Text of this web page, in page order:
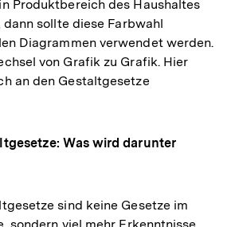
Produktbereich des Haushaltes
sollte diese Farbwahl
Diagrammen verwendet werden.
von Grafik zu Grafik. Hier
an den Gestaltgesetze
Was wird darunter
sind keine Gesetze im